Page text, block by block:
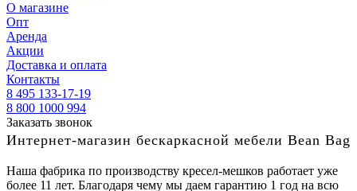
О магазине
Опт
Аренда
Акции
Доставка и оплата
Контакты
8 495 133-17-19
8 800 1000 994
Заказать звонок
Интернет-магазин бескаркасной мебели Bean Bag
Наша фабрика по производству кресел-мешков работает уже
более 11 лет. Благодаря чему мы даем гарантию 1 год на всю